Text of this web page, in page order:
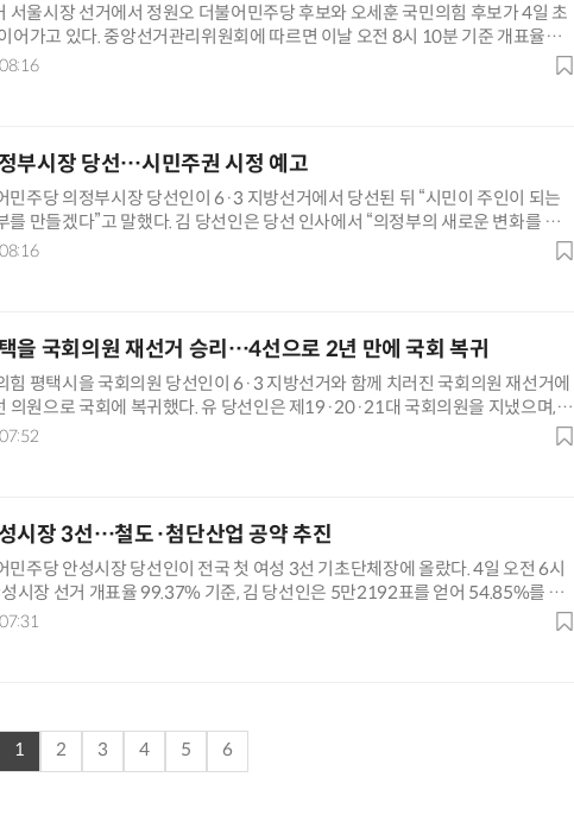
서울시장 선거에서 정원오 더불어민주당 후보와 오세훈 국민의힘 후보가 4일 초
어가고 있다. 중앙선거관리위원회에 따르면 이날 오전 8시 10분 기준 개표율
오 후보가 48.77%로 정 후보(48.51%)를 근소한 차이로 앞서고 있다. 정 후보는
부시장 당선…시민주권 시정 예고
민주당 의정부시장 당선인이 6·3 지방선거에서 당선된 뒤 “시민이 주인이 되는
를 만들겠다”고 말했다. 김 당선인은 당선 인사에서 “의정부의 새로운 변화를 선
께 감사드린다”며 “이번 선거에 담긴 시민의 뜻과 책임을 잊지 않겠다”고 했다. 민
을 국회의원 재선거 승리…4선으로 2년 만에 국회 복귀
힘 평택시을 국회의원 당선인이 6·3 지방선거와 함께 치러진 국회의원 재선거에
의원으로 국회에 복귀했다. 유 당선인은 제19·20·21대 국회의원을 지냈으며,
2년 만에 여의도에 다시 입성하게 됐다. 평택시을 재선거는 유 당선인을 비롯해
시장 3선…철도·첨단산업 공약 추진
민주당 안성시장 당선인이 전국 첫 여성 3선 기초단체장에 올랐다. 4일 오전 6시
시장 선거 개표율 99.37% 기준, 김 당선인은 5만2192표를 얻어 54.85%를 득
국민의힘 후보는 3만9903표, 41.93%를 기록했다. 두 후보 간 격차는 1만2289
1 2 3 4 5 6
“계속 쫓아왔다”…도망치던 우크라 민간인 공격한 러 자폭 드론